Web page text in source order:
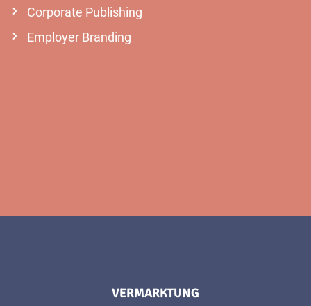
Corporate Publishing
Employer Branding
VERMARKTUNG